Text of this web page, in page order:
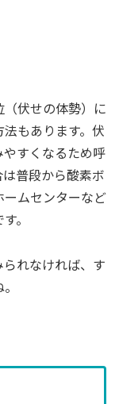
伏せの体勢）に
もあります。伏
すくなるため呼
普段から酸素ボ
ムセンターなど
。
れなければ、す